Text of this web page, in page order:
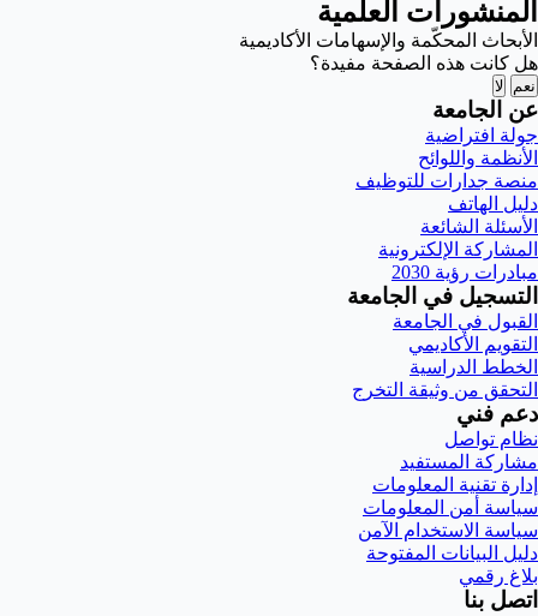
المنشورات العلمية
الأبحاث المحكّمة والإسهامات الأكاديمية
هل كانت هذه الصفحة مفيدة؟
نعم لا
عن الجامعة
جولة افتراضية
الأنظمة واللوائح
منصة جدارات للتوظيف
دليل الهاتف
الأسئلة الشائعة
المشاركة الإلكترونية
مبادرات رؤية 2030
التسجيل في الجامعة
القبول في الجامعة
التقويم الأكاديمي
الخطط الدراسية
التحقق من وثيقة التخرج
دعم فني
نظام تواصل
مشاركة المستفيد
إدارة تقنية المعلومات
سياسة أمن المعلومات
سياسة الاستخدام الآمن
دليل البيانات المفتوحة
بلاغ رقمي
اتصل بنا